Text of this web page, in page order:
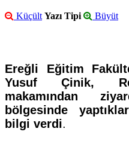
Küçült Yazı Tipi Büyüt
Ereğli Eğitim
Yusuf Çinik,
makamından
bölgesinde
bilgi verdi.